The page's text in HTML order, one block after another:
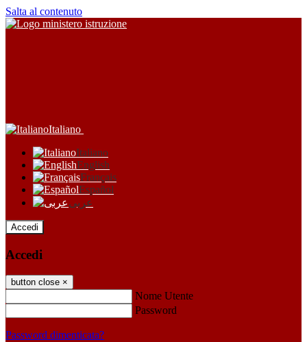
Salta al contenuto
Italiano
Italiano
English
Français
Español
عربى
Accedi
Accedi
button close ×
Nome Utente
Password
Password dimenticata?